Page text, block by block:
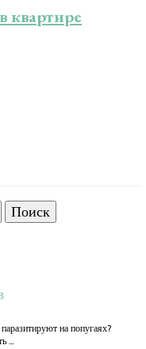
квартире
на попугаях?
…